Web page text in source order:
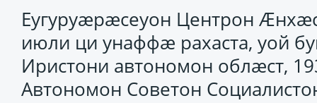
Еугуруӕрӕсеуон Центрон
июли ци унаффӕ рахаста, уой
Иристони автономон облӕст,
Автономон Советон